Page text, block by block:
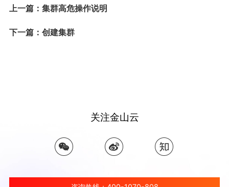
上一篇：集群高危操作说明
下一篇：创建集群
关注金山云